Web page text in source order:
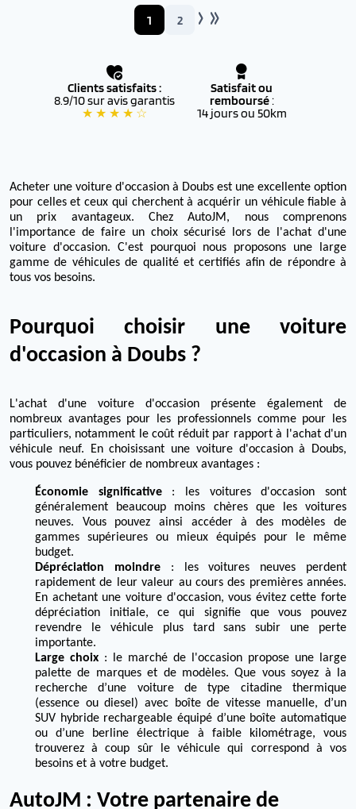
1 2
Clients satisfaits :
8.9/10 sur avis garantis
★ ★ ★ ★ ☆
Satisfait ou
remboursé:
14 jours ou 50km
Acheter une voiture d'occasion à Doubs est une excellente option
pour celles et ceux qui cherchent à acquérir un véhicule fiable à
un prix avantageux. Chez AutoJM, nous comprenons
l'importance de faire un choix sécurisé lors de l'achat d'une
voiture d'occasion. C'est pourquoi nous proposons une large
gamme de véhicules de qualité et certifiés afin de répondre à
tous vos besoins.
Pourquoi choisir une voiture
d'occasion à Doubs ?
L'achat d'une voiture d'occasion présente également de
nombreux avantages pour les professionnels comme pour les
particuliers, notamment le coût réduit par rapport à l'achat d'un
véhicule neuf. En choisissant une voiture d'occasion à Doubs,
vous pouvez bénéficier de nombreux avantages :
Économie significative: les voitures d'occasion sont
généralement beaucoup moins chères que les voitures
neuves. Vous pouvez ainsi accéder à des modèles de
gammes supérieures ou mieux équipés pour le même
budget.
Dépréciation moindre: les voitures neuves perdent
rapidement de leur valeur au cours des premières années.
En achetant une voiture d'occasion, vous évitez cette forte
dépréciation initiale, ce qui signifie que vous pouvez
revendre le véhicule plus tard sans subir une perte
importante.
Large choix : le marché de l'occasion propose une large
palette de marques et de modèles. Que vous soyez à la
recherche d’une voiture de type citadine thermique
(essence ou diesel) avec boîte de vitesse manuelle, d’un
SUV hybride rechargeable équipé d’une boîte automatique
ou d’une berline électrique à faible kilométrage, vous
trouverez à coup sûr le véhicule qui correspond à vos
besoins et à votre budget.
AutoJM : Votre partenaire de